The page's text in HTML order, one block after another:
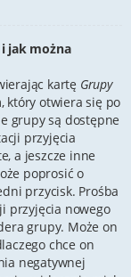
jak można
kartę Grupy
który otwiera się po
grupy są dostępne
przyjęcia
a jeszcze inne
poprosić o
przycisk. Prośba
przyjęcia nowego
grupy. Może on
chce on
negatywnej